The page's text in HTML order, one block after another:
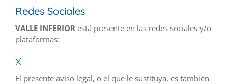
Redes Sociales
VALLE INFERIORestá presente en las redes sociales y/o
plataformas:
X
El presente aviso legal, o el que le sustituya, es también